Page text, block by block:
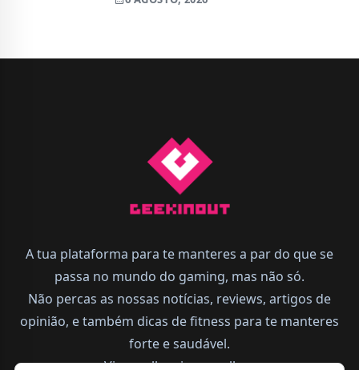
A tua plataforma para te manteres a par do que se
passa no mundo do gaming, mas não só.
Não percas as nossas notícias, reviews, artigos de
opinião, e também dicas de fitness para te manteres
forte e saudável.
Vive melhor, joga melhor.